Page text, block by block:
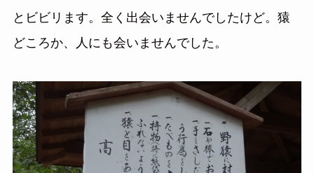
とビビリます。全く出会いませんでしたけど。猿
どころか、人にも会いませんでした。